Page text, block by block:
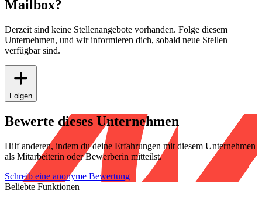
Mailbox?
Derzeit sind keine Stellenangebote vorhanden. Folge diesem
Unternehmen, und wir informieren dich, sobald neue Stellen
verfügbar sind.
Folgen
Bewerte dieses Unternehmen
Hilf anderen, indem du deine Erfahrungen mit diesem Unternehmen
als Mitarbeiterin oder Bewerberin mitteilst.
Schreib eine anonyme Bewertung
Beliebte Funktionen